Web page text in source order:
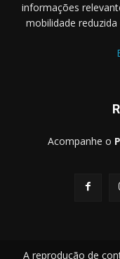
informações
mobilidade
Acompanhe o
A reprodução de